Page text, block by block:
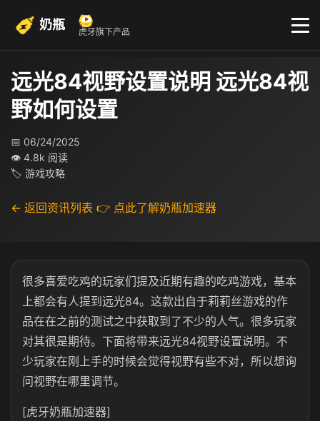
奶瓶 虎牙旗下产品
远光84视野设置说明 远光84视
野如何设置
📅 06/24/2025
👁 4.8k 阅读
🏷 游戏攻略
← 返回资讯列表 👉 点此了解奶瓶加速器
很多喜爱吃鸡的玩家们提及近期有趣的吃鸡游戏，基本
上都会有人提到远光84。这款出自于莉莉丝游戏的作
品在在之前的测试之中获取到了不少的人气。很多玩家
对其很是期待。下面将带来远光84视野设置说明。不
少玩家在刚上手的时候会觉得视野有些不对，所以想询
问视野在哪里调节。
[虎牙奶瓶加速器]